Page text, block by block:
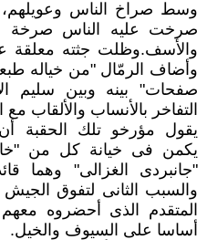
وسط صراخ الناس
صرخت عليه الناس صرخة
والأسف.وظلت جثته معلقة
وأضاف الرمّال "من خياله
صفحات" بينه وبين سليم
التفاخر بالأنساب والألقاب
يقول مؤرخو تلك الحقبة
يكمن فى خيانة كل من
"جانبردى الغزالى" وهما
والسبب الثانى لتفوق الجيش
المتقدم الذى أحضروه معهم
أساسا على السيوف والخيل.